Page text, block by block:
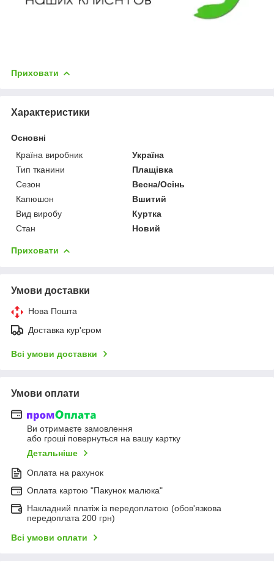
Приховати
Характеристики
Основні
Країна виробник
Україна
Тип тканини
Плащівка
Сезон
Весна/Осінь
Капюшон
Вшитий
Вид виробу
Куртка
Стан
Новий
Приховати
Умови доставки
Нова Пошта
Доставка кур'єром
Всі умови доставки
Умови оплати
Ви отримаєте замовлення
або гроші повернуться на вашу картку
Детальніше
Оплата на рахунок
Оплата картою "Пакунок малюка"
Накладний платіж із передоплатою (обов'язкова
передоплата 200 грн)
Всі умови оплати